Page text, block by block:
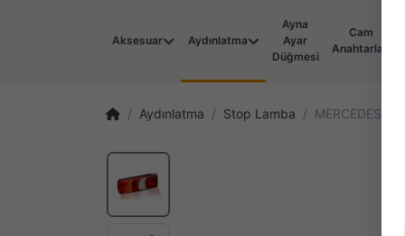
Aksesuar Aydınlatma
Ayna
Ayar
Düğmesi
Cam
Anahtarları
Aydınlatma Stop Lamba MERCEDES